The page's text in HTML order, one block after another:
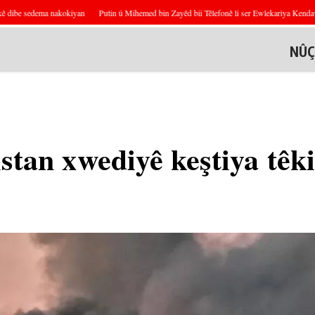
nakokiyan Putin û Mihemed bin Zayêd bii Têlefonê li ser Ewlekariya Kendavê
xwediyê keştiya